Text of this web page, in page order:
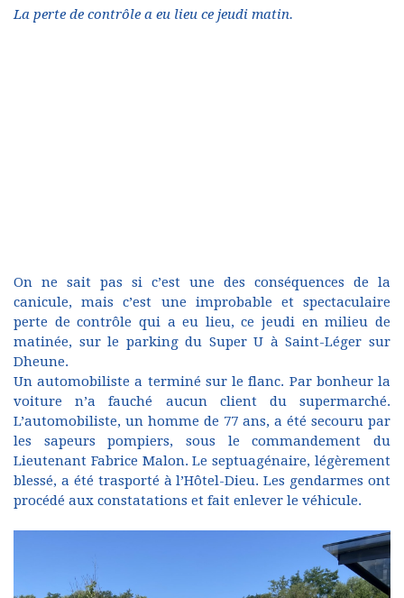
La perte de contrôle a eu lieu ce jeudi matin.
On ne sait pas si c’est une des conséquences de la
canicule, mais c’est une improbable et spectaculaire
perte de contrôle qui a eu lieu, ce jeudi en milieu de
matinée, sur le parking du Super U à Saint-Léger sur
Dheune.
Un automobiliste a terminé sur le flanc. Par bonheur la
voiture n’a fauché aucun client du supermarché.
L’automobiliste, un homme de 77 ans, a été secouru par
les sapeurs pompiers, sous le commandement du
Lieutenant Fabrice Malon. Le septuagénaire, légèrement
blessé, a été trasporté à l’Hôtel-Dieu. Les gendarmes ont
procédé aux constatations et fait enlever le véhicule.